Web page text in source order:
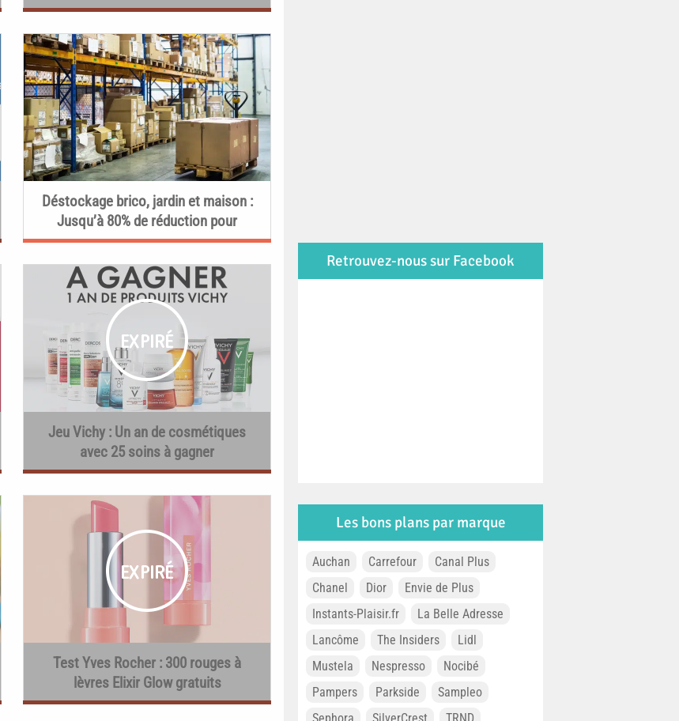
remboursés)
Déstockage brico, jardin et maison :
Jusqu’à 80% de réduction pour
rénover et décorer à moindres frais
Jeu Vichy : Un an de cosmétiques
avec 25 soins à gagner
Test Yves Rocher : 300 rouges à
lèvres Elixir Glow gratuits
Retrouvez-nous sur Facebook
Les bons plans par marque
Auchan Carrefour
Canal Plus
Chanel
Dior
Envie de Plus
Instants-Plaisir.fr
La Belle Adresse
Lancôme
The Insiders
Lidl
Mustela
Nespresso
Nocibé
Pampers
Parkside
Sampleo